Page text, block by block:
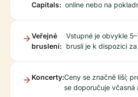
Capitals: online nebo na
Veřejné
bruslení:
Vstupné je obvykle
bruslí je k dispozici
Koncerty:Ceny se značně liší;
se doporučuje včasná